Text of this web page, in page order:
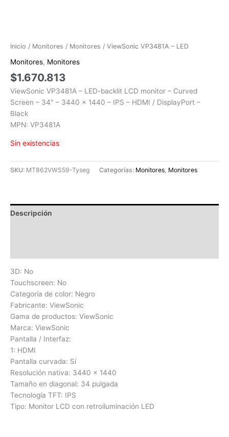
Inicio / Monitores / Monitores / ViewSonic VP3481A – LED
Monitores, Monitores
$1.670.813
ViewSonic VP3481A – LED-backlit LCD monitor – Curved
Screen – 34″ – 3440 x 1440 – IPS – HDMI / DisplayPort –
Black
MPN: VP3481A
Sin existencias
SKU: MT862VWS59-Tyseg Categorías: Monitores, Monitores
Descripción
3D: No
Touchscreen: No
Categoría de color: Negro
Fabricante: ViewSonic
Gama de productos: ViewSonic
Marca: ViewSonic
Pantalla / Interfaz:
1: HDMI
Pantalla curvada: Sí
Resolución nativa: 3440 x 1440
Tamaño en diagonal: 34 pulgada
Tecnología TFT: IPS
Tipo: Monitor LCD con retroiluminación LED